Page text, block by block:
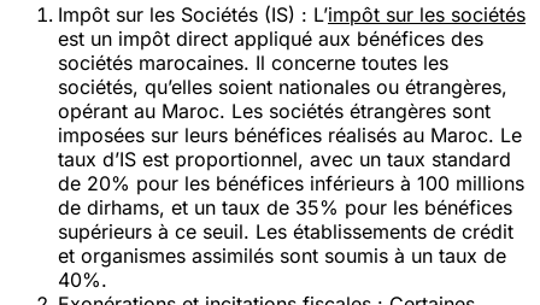
Impôt sur les Sociétés (IS) : L’impôt sur les sociétés
est un impôt direct appliqué aux bénéfices des
sociétés marocaines. Il concerne toutes les
sociétés, qu’elles soient nationales ou étrangères,
opérant au Maroc. Les sociétés étrangères sont
imposées sur leurs bénéfices réalisés au Maroc. Le
taux d’IS est proportionnel, avec un taux standard
de 20% pour les bénéfices inférieurs à 100 millions
de dirhams, et un taux de 35% pour les bénéfices
supérieurs à ce seuil. Les établissements de crédit
et organismes assimilés sont soumis à un taux de
40%​​.